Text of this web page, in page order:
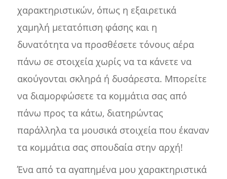
χαρακτηριστικών, όπως η εξαιρετικά
χαμηλή μετατόπιση φάσης και η
δυνατότητα να προσθέσετε τόνους αέρα
πάνω σε στοιχεία χωρίς να τα κάνετε να
ακούγονται σκληρά ή δυσάρεστα. Μπορείτε
να διαμορφώσετε τα κομμάτια σας από
πάνω προς τα κάτω, διατηρώντας
παράλληλα τα μουσικά στοιχεία που έκαναν
τα κομμάτια σας σπουδαία στην αρχή!
Ένα από τα αγαπημένα μου χαρακτηριστικά